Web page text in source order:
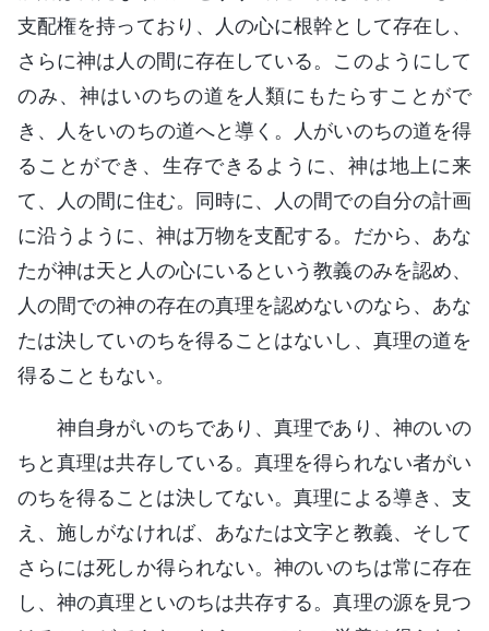
支配権を持っており、人の心に根幹として存在し、
さらに神は人の間に存在している。このようにして
のみ、神はいのちの道を人類にもたらすことがで
き、人をいのちの道へと導く。人がいのちの道を得
ることができ、生存できるように、神は地上に来
て、人の間に住む。同時に、人の間での自分の計画
に沿うように、神は万物を支配する。だから、あな
たが神は天と人の心にいるという教義のみを認め、
人の間での神の存在の真理を認めないのなら、あな
たは決していのちを得ることはないし、真理の道を
得ることもない。
神自身がいのちであり、真理であり、神のいの
ちと真理は共存している。真理を得られない者がい
のちを得ることは決してない。真理による導き、支
え、施しがなければ、あなたは文字と教義、そして
さらには死しか得られない。神のいのちは常に存在
し、神の真理といのちは共存する。真理の源を見つ